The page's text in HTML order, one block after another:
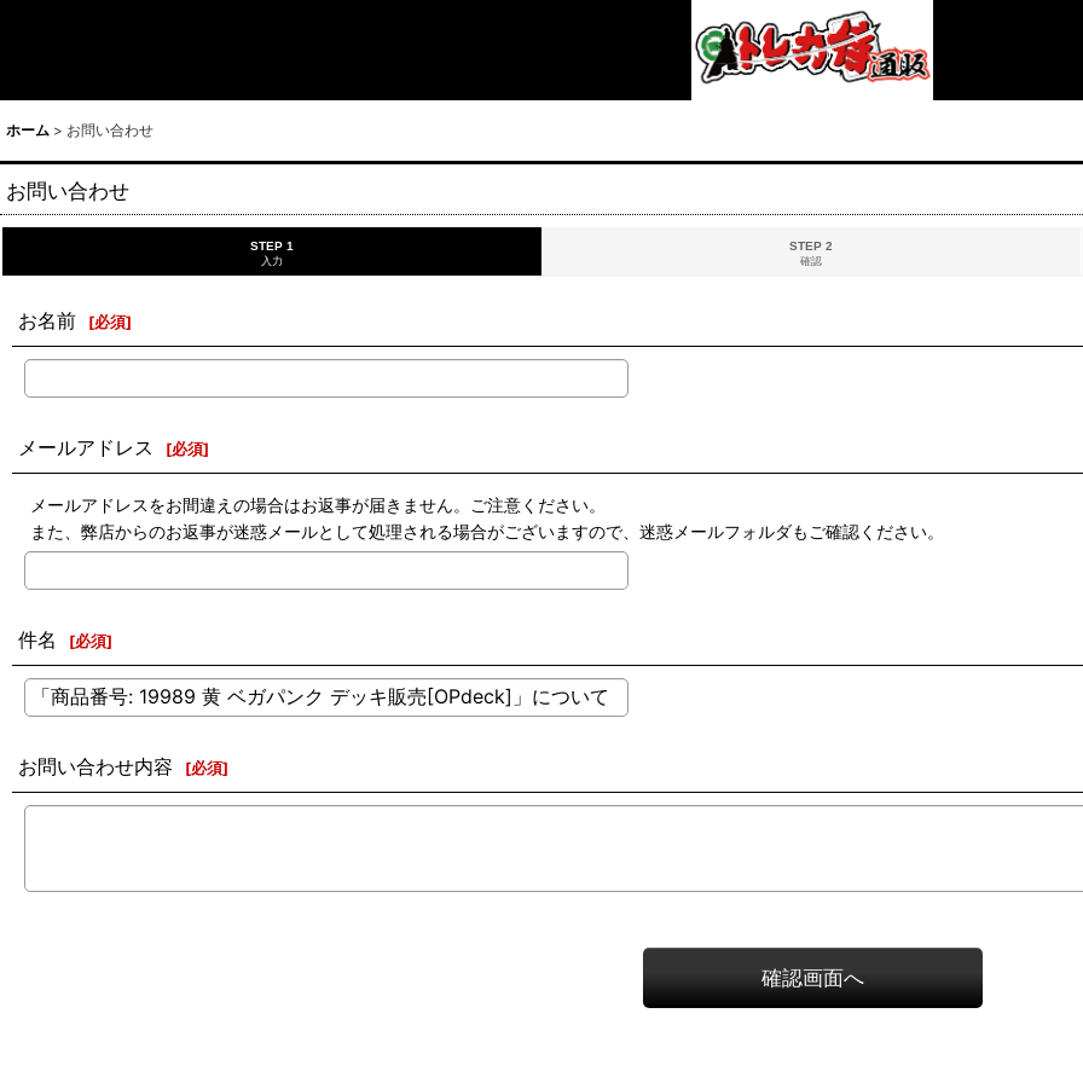
ホーム > お問い合わせ
お問い合わせ
STEP 1
入力
STEP 2
確認
お名前 [必須]
メールアドレス [必須]
メールアドレスをお間違えの場合はお返事が届きません。ご注意ください。
また、弊店からのお返事が迷惑メールとして処理される場合がございますので、迷惑メールフォルダもご確認ください。
件名 [必須]
お問い合わせ内容 [必須]
確認画面へ